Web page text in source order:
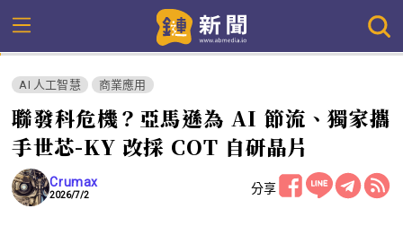
AI 人工智慧 商業應用
聯發科危機？亞馬遜為 AI 節流、獨家攜
手世芯-KY 改採 COT 自研晶片
Crumax
2026/7/2 分享